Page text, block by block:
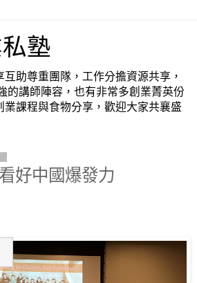
塾
互助尊重團隊，工作分擔資源共享，
的講師陣容，也有非常多創業菁英份
業課程與食物分享，歡迎大家共襄盛
好中國爆發力